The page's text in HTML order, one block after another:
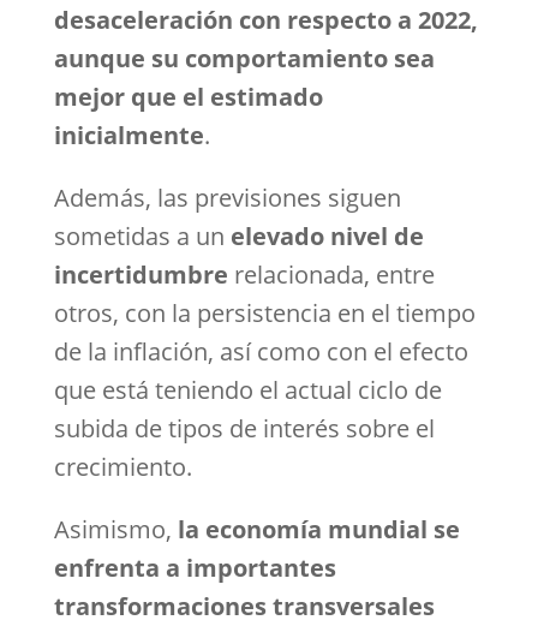
desaceleración con respecto a 2022,
aunque su comportamiento sea
mejor que el estimado
inicialmente.
Además, las previsiones siguen
sometidas a un elevado nivel de
incertidumbre relacionada, entre
otros, con la persistencia en el tiempo
de la inflación, así como con el efecto
que está teniendo el actual ciclo de
subida de tipos de interés sobre el
crecimiento.
Asimismo, la economía mundial se
enfrenta a importantes
transformaciones transversales